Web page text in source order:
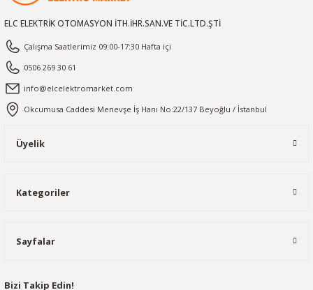
ELC ELEKTRİK OTOMASYON İTH.İHR.SAN.VE TİC.LTD.ŞTİ
Çalışma Saatlerimiz 09:00-17:30 Hafta içi
0506 269 30 61
info@elcelektromarket.com
Okcumusa Caddesi Menevşe İş Hanı No:22/137 Beyoğlu / İstanbul
Üyelik
Kategoriler
Sayfalar
Bizi Takip Edin!